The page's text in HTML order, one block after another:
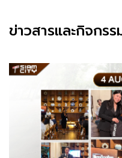
ข่าวสารและกิจกร